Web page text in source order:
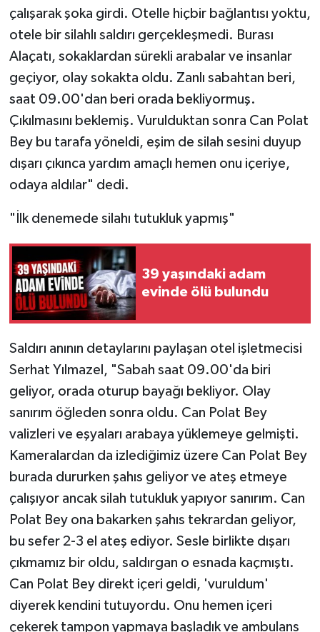
çalışarak şoka girdi. Otelle hiçbir bağlantısı yoktu,
otele bir silahlı saldırı gerçekleşmedi. Burası
Alaçatı, sokaklardan sürekli arabalar ve insanlar
geçiyor, olay sokakta oldu. Zanlı sabahtan beri,
saat 09.00'dan beri orada bekliyormuş.
Çıkılmasını beklemiş. Vurulduktan sonra Can Polat
Bey bu tarafa yöneldi, eşim de silah sesini duyup
dışarı çıkınca yardım amaçlı hemen onu içeriye,
odaya aldılar" dedi.
"İlk denemede silahı tutukluk yapmış"
39 yaşındaki adam
evinde ölü bulundu
Saldırı anının detaylarını paylaşan otel işletmecisi
Serhat Yılmazel, "Sabah saat 09.00'da biri
geliyor, orada oturup bayağı bekliyor. Olay
sanırım öğleden sonra oldu. Can Polat Bey
valizleri ve eşyaları arabaya yüklemeye gelmişti.
Kameralardan da izlediğimiz üzere Can Polat Bey
burada dururken şahıs geliyor ve ateş etmeye
çalışıyor ancak silah tutukluk yapıyor sanırım. Can
Polat Bey ona bakarken şahıs tekrardan geliyor,
bu sefer 2-3 el ateş ediyor. Sesle birlikte dışarı
çıkmamız bir oldu, saldırgan o esnada kaçmıştı.
Can Polat Bey direkt içeri geldi, 'vuruldum'
diyerek kendini tutuyordu. Onu hemen içeri
çekerek tampon yapmaya başladık ve ambulans